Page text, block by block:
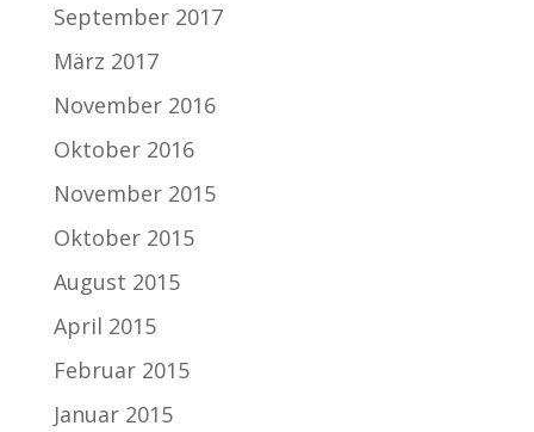
September 2017
März 2017
November 2016
Oktober 2016
November 2015
Oktober 2015
August 2015
April 2015
Februar 2015
Januar 2015